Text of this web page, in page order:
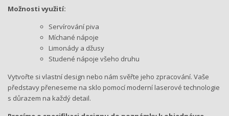
Možnosti využití:
Servírování piva
Míchané nápoje
Limonády a džusy
Studené nápoje všeho druhu
Vytvořte si vlastní design nebo nám svěřte jeho zpracování. Vaše
představy přeneseme na sklo pomocí moderní laserové technologie
s důrazem na každý detail.